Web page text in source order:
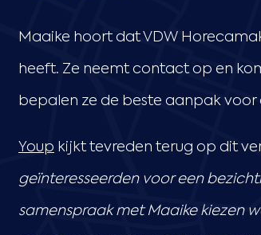
Maaike hoort dat VDW
heeft. Ze neemt contact op en
bepalen ze de beste aanpak voor
Youp kijkt tevreden terug op dit
geïnteresseerden voor een
samenspraak met Maaike kiezen